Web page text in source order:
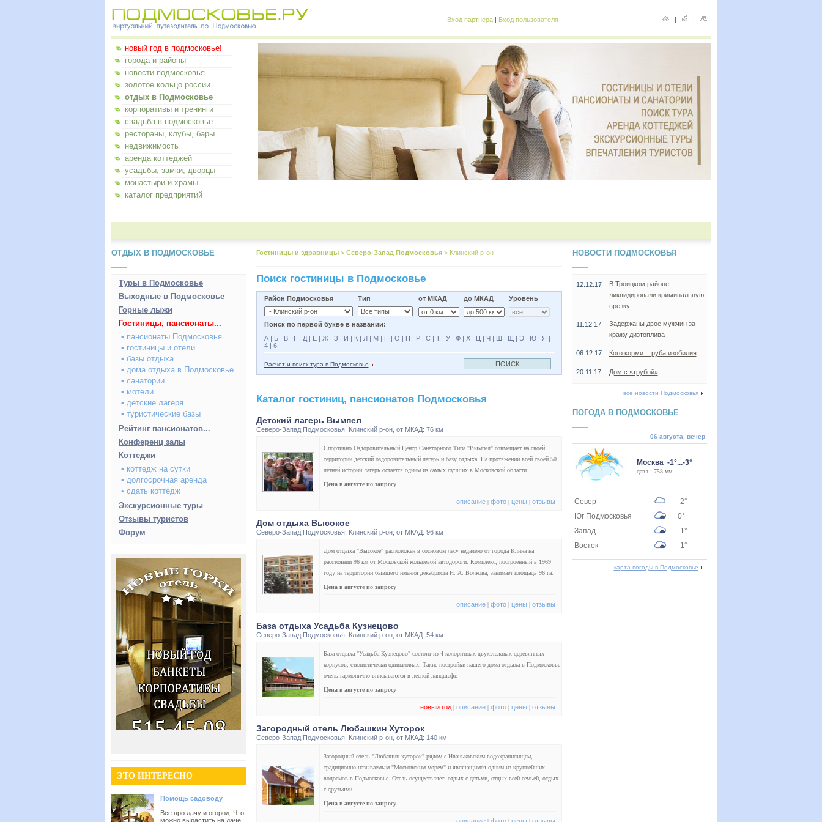
Вход партнера | Вход пользователя | |
новый год в подмосковье!
города и районы
новости подмосковья
золотое кольцо россии
отдых в Подмосковье
корпоративы и тренинги
свадьба в подмосковье
рестораны, клубы, бары
недвижимость
аренда коттеджей
усадьбы, замки, дворцы
монастыри и храмы
каталог предприятий
ОТДЫХ В ПОДМОСКОВЬЕ
Туры в Подмосковье
Выходные в Подмосковье
Горные лыжи
Гостиницы, пансионаты...
• пансионаты Подмосковья
• гостиницы и отели
• базы отдыха
• дома отдыха в Подмосковье
• санатории
• мотели
• детские лагеря
• туристические базы
Рейтинг пансионатов...
Конференц залы
Коттеджи
• коттедж на сутки
• долгосрочная аренда
• сдать коттедж
Экскурсионные туры
Отзывы туристов
Форум
ЭТО ИНТЕРЕСНО
Помощь садоводу
Все про дачу и огород. Что
можно вырастить на даче
Гостиницы и здравницы > Северо-Запад Подмосковья > Клинский р-он
Поиск гостиницы в Подмосковье
Район Подмосковья Тип от МКАД до МКАД Уровень
Поиск по первой букве в названии:
А| Б| В| Г| Д| Е| Ж| З | И | К| Л| М| Н | О | П | Р| С| Т| У| Ф| Х| Ц | Ч| Ш | Щ | Э| Ю| Я |
4| 6
Расчет и поиск тура в Подмосковье
Каталог гостиниц, пансионатов Подмосковья
Детский лагерь Вымпел
Северо-Запад Подмосковья Клинский р-он , от МКАД: 76 км
Спортивно Оздоровительный Центр Санаторного Типа "Вымпел" совмещает на своей
территории детский оздоровительный лагерь и базу отдыха. На протяжении всей своей 50
летней истории лагерь остается одним из самых лучших в Московской области.
Цена в августе по запросу
описание | фото | цены | отзывы
Дом отдыха Высокое
Северо-Запад Подмосковья Клинский р-он , от МКАД: 96 км
Дом отдыха "Высокое" расположен в сосновом лесу недалеко от города Клина на
расстоянии 96 км от Московской кольцевой автодороги. Комплекс, построенный в 1969
году на территории бывшего имения декабриста Н. А. Волкова, занимает площадь 96 га.
Цена в августе по запросу
описание | фото | цены | отзывы
База отдыха Усадьба Кузнецово
Северо-Запад Подмосковья Клинский р-он , от МКАД: 54 км
База отдыха "Усадьба Кузнецово" состоит из 4 колоритных двухэтажных деревянных
корпусов, стилистически-одинаковых. Такие постройки нашего дома отдыха в Подмосковье
очень гармонично вписываются в лесной ландшафт.
Цена в августе по запросу
новый год | описание | фото | цены | отзывы
Загородный отель Любашкин Хуторок
Северо-Запад Подмосковья Клинский р-он , от МКАД: 140 км
Загородный отель "Любашин хуторок" рядом с Иваньковским водохранилищем,
традиционно называемым "Московским морем" и являющимся одним из крупнейших
водоемов в Подмосковье. Отель осуществляет: отдых с детьми, отдых всей семьей, отдых
с друзьями.
Цена в августе по запросу
НОВОСТИ ПОДМОСКОВЬЯ
12.12.17
В Троицком районе
ликвидировали криминальную
врезку
11.12.17
Задержаны двое мужчин за
кражу дизтоплива
06.12.17 Кого кормит труба изобилия
20.11.17 Дом с «трубой»
все новости Подмосковья
ПОГОДА В ПОДМОСКОВЬЕ
06 августа, вечер
Москва -1°...-3°
давл.: 758 мм.
Север
-2°
Юг Подмосковья
0°
Запад
-1°
Восток
-1°
карта погоды в Подмосковье